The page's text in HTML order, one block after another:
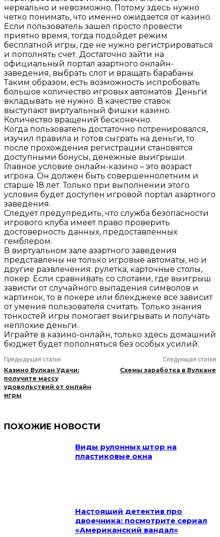
нереально и невозможно. Потому здесь нужно
четко понимать, что именно ожидается от казино.
Если пользователь зашел просто провести
приятно время, тогда подойдет режим
бесплатной игры, где не нужно регистрироваться
и пополнять счет. Достаточно зайти на
официальный портал азартного онлайн-
заведения, выбрать слот и вращать барабаны.
Таким образом, есть возможность испробовать
большое количество игровых автоматов. Деньги
вкладывать не нужно. В качестве ставок
выступают виртуальный фишки казино.
Количество вращений бесконечно.
Когда пользователь достаточно потренировался,
изучил правила и готов сыграть на деньги, то
после прохождения регистрации становятся
доступными бонусы, денежные выигрыши.
Главное условие онлайн-казино – это возраст
игрока. Он должен быть совершеннолетним и
старше 18 лет. Только при выполнении этого
условия будет доступен игровой портал азартного
заведения.
Следует предупредить, что служба безопасности
игрового клуба имеет право проверить
достоверность данных, предоставленных
гемблером.
В виртуальном зале азартного заведения
представлены не только игровые автоматы, но и
другие развлечения: рулетка, карточные столы,
покер. Если сравнивать со слотами, где выигрыш
зависти от случайного выпадения символов и
картинок, то в покере или блекджеке все зависит
от умения пользователя считать. Только знания
тонкостей игры помогает выигрывать и получать
неплохие деньги.
Играйте в казино-онлайн, только здесь домашний
бюджет будет пополняться без особых усилий.
Предыдущая статья
Казино Вулкан Удачи:
получите массу
удовольствий от онлайн
игры
Следующая статья
Схемы заработка в Вулкане
ПОХОЖИЕ НОВОСТИ
Виды рулонных штор на
пластиковые окна
Настоящий детектив про
двоечника: посмотрите сериал
«Американский вандал»